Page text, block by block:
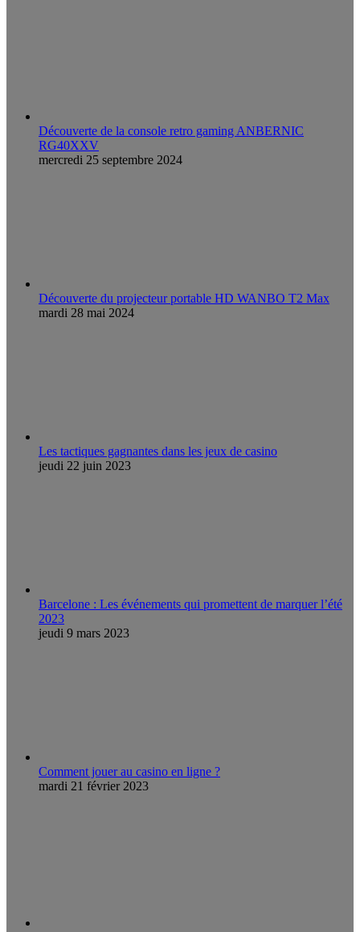
Découverte de la console retro gaming ANBERNIC
RG40XXV
mercredi 25 septembre 2024
Découverte du projecteur portable HD WANBO T2 Max
mardi 28 mai 2024
Les tactiques gagnantes dans les jeux de casino
jeudi 22 juin 2023
Barcelone : Les événements qui promettent de marquer l’été
2023
jeudi 9 mars 2023
Comment jouer au casino en ligne ?
mardi 21 février 2023